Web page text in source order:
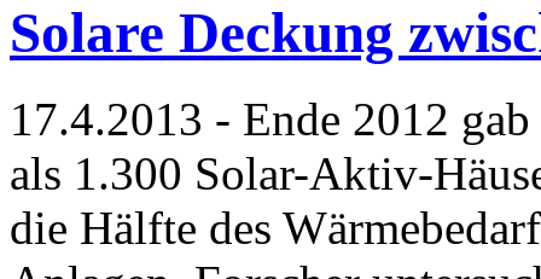
Solare Deckung
17.4.2013 - Ende 2012
als 1.300 Solar-Aktiv-
die Hälfte des